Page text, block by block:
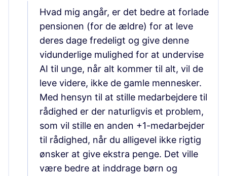
Hvad mig angår, er det bedre at forlade
pensionen (for de ældre) for at leve
deres dage fredeligt og give denne
vidunderlige mulighed for at undervise
AI til unge, når alt kommer til alt, vil de
leve videre, ikke de gamle mennesker.
Med hensyn til at stille medarbejdere til
rådighed er der naturligvis et problem,
som vil stille en anden +1-medarbejder
til rådighed, når du alligevel ikke rigtig
ønsker at give ekstra penge. Det ville
være bedre at inddrage børn og